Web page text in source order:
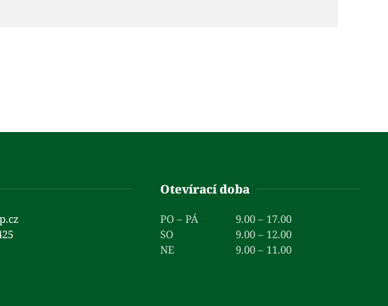
Otevírací doba
PO – PÁ
9.00 – 17.00
SO
9.00 – 12.00
NE
9.00 – 11.00